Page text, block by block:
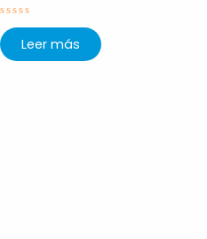
Valorado
con
0
de
Leer más